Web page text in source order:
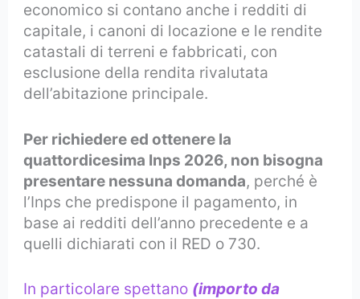
economico si contano anche i redditi di
capitale, i canoni di locazione e le rendite
catastali di terreni e fabbricati, con
esclusione della rendita rivalutata
dell’abitazione principale.
Per richiedere ed ottenere la
quattordicesima Inps 2026, non bisogna
presentare nessuna domanda, perché è
l’Inps che predispone il pagamento, in
base ai redditi dell’anno precedente e a
quelli dichiarati con il RED o 730.
In particolare spettano (importo da